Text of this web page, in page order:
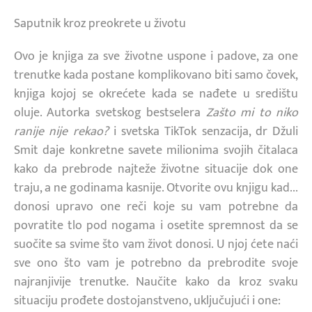
Saputnik kroz preokrete u životu
Ovo je knjiga za sve životne uspone i padove, za one
trenutke kada postane komplikovano biti samo čovek,
knjiga kojoj se okrećete kada se nađete u središtu
oluje. Autorka svetskog bestselera Zašto mi to niko
ranije nije rekao?i svetska TikTok senzacija, dr Džuli
Smit daje konkretne savete milionima svojih čitalaca
kako da prebrode najteže životne situacije dok one
traju, a ne godinama kasnije. Otvorite ovu knjigu kad...
donosi upravo one reči koje su vam potrebne da
povratite tlo pod nogama i osetite spremnost da se
suočite sa svime što vam život donosi. U njoj ćete naći
sve ono što vam je potrebno da prebrodite svoje
najranjivije trenutke. Naučite kako da kroz svaku
situaciju prođete dostojanstveno, uključujući i one: